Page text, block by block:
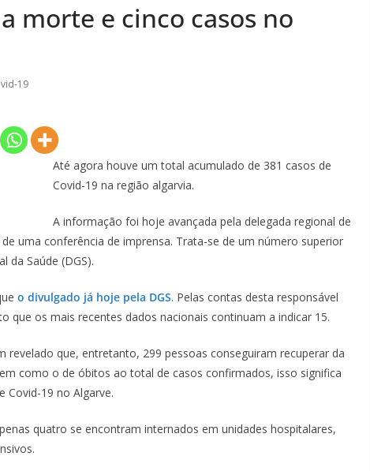
morte e cinco casos no
19
Até agora houve um total acumulado de 381 casos de
Covid-19 na região algarvia.
A informação foi hoje avançada pela delegada regional de
uma conferência de imprensa. Trata-se de um número superior
da Saúde (DGS).
o divulgado já hoje pela DGS. Pelas contas desta responsável
que os mais recentes dados nacionais continuam a indicar 15.
revelado que, entretanto, 299 pessoas conseguiram recuperar da
como o de óbitos ao total de casos confirmados, isso significa
Covid-19 no Algarve.
quatro se encontram internados em unidades hospitalares,